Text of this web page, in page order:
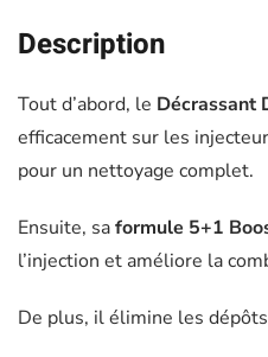
Description
Tout d’abord, le Décrassant
efficacement sur les
pour un nettoyage complet.
Ensuite, saformule 5+1
l’injection et améliore la
De plus, il élimine les